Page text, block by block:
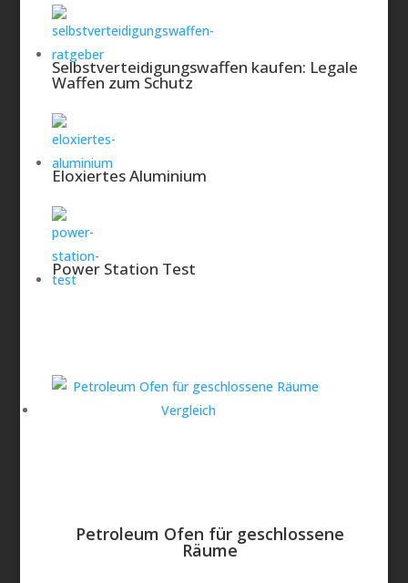
Selbstverteidigungswaffen kaufen: Legale
Waffen zum Schutz
Eloxiertes Aluminium
Power Station Test
Petroleum Ofen für geschlossene
Räume